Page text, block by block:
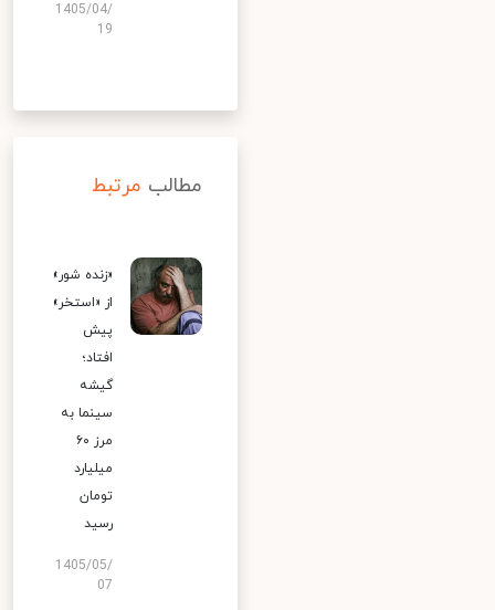
1405/04/
19
مطالب مرتبط
«زنده شور»
از «استخر»
پیش
افتاد؛
گیشه
سینما به
مرز ۶۰
میلیارد
تومان
رسید
1405/05/
07